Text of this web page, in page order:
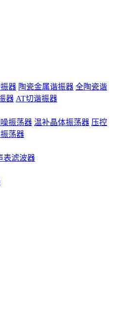
器 陶瓷金属谐振器 全陶瓷谐
器 AT切谐振器
振荡器 温补晶体振荡器 压控
荡器
表滤波器